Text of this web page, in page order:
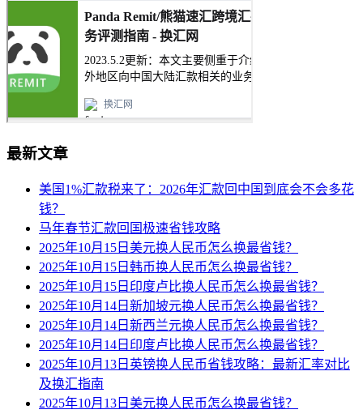
最新文章
美国1%汇款税来了：2026年汇款回中国到底会不会多花
钱？
马年春节汇款回国极速省钱攻略
2025年10月15日美元换人民币怎么换最省钱？
2025年10月15日韩币换人民币怎么换最省钱？
2025年10月15日印度卢比换人民币怎么换最省钱？
2025年10月14日新加坡元换人民币怎么换最省钱？
2025年10月14日新西兰元换人民币怎么换最省钱？
2025年10月14日印度卢比换人民币怎么换最省钱？
2025年10月13日英镑换人民币省钱攻略：最新汇率对比
及换汇指南
2025年10月13日美元换人民币怎么换最省钱？